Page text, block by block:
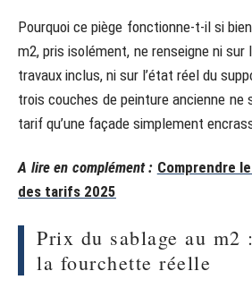
Pourquoi ce piège fonctionne-t-il si
m2, pris isolément, ne renseigne ni
travaux inclus, ni sur l’état réel du
trois couches de peinture ancienne ne
tarif qu’une façade simplement
A lire en complément : Comprendre
des tarifs 2025
Prix du sablage au m2
la fourchette réelle